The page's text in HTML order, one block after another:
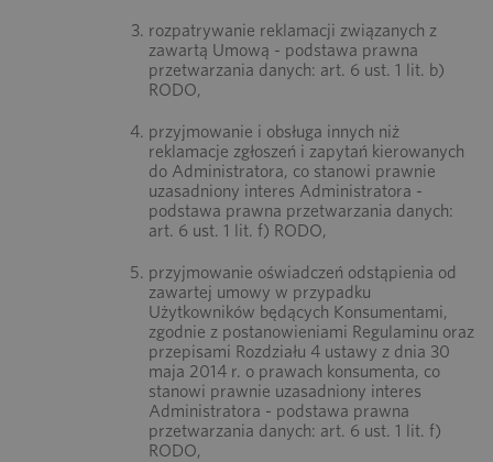
rozpatrywanie reklamacji związanych z
zawartą Umową - podstawa prawna
przetwarzania danych: art. 6 ust. 1 lit. b)
RODO,
przyjmowanie i obsługa innych niż
reklamacje zgłoszeń i zapytań kierowanych
do Administratora, co stanowi prawnie
uzasadniony interes Administratora -
podstawa prawna przetwarzania danych:
art. 6 ust. 1 lit. f) RODO,
przyjmowanie oświadczeń odstąpienia od
zawartej umowy w przypadku
Użytkowników będących Konsumentami,
zgodnie z postanowieniami Regulaminu oraz
przepisami Rozdziału 4 ustawy z dnia 30
maja 2014 r. o prawach konsumenta, co
stanowi prawnie uzasadniony interes
Administratora - podstawa prawna
przetwarzania danych: art. 6 ust. 1 lit. f)
RODO,